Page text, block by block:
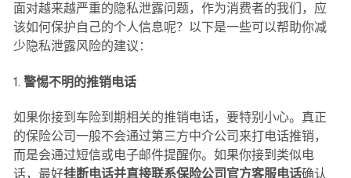
面对越来越严重的隐私泄露问题，作为消费者的我们，应
该如何保护自己的个人信息呢？以下是一些可以帮助你减
少隐私泄露风险的建议：
1. 警惕不明的推销电话
如果你接到车险到期相关的推销电话，要特别小心。真正
的保险公司一般不会通过第三方中介公司来打电话推销，
而是会通过短信或电子邮件提醒你。如果你接到类似电
话，最好挂断电话并直接联系保险公司官方客服电话确认